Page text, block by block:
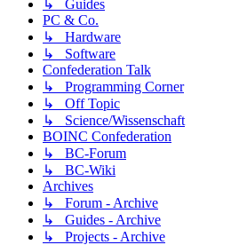
↳ Guides
PC & Co.
↳ Hardware
↳ Software
Confederation Talk
↳ Programming Corner
↳ Off Topic
↳ Science/Wissenschaft
BOINC Confederation
↳ BC-Forum
↳ BC-Wiki
Archives
↳ Forum - Archive
↳ Guides - Archive
↳ Projects - Archive